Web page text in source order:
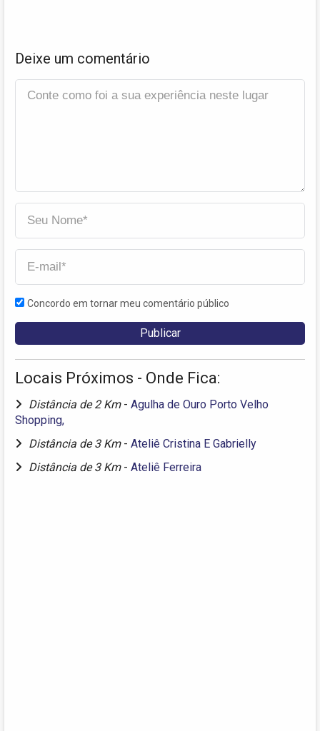
Deixe um comentário
Concordo em tornar meu comentário público
Locais Próximos - Onde Fica:
Distância de 2 Km - Agulha de Ouro Porto Velho
Shopping,
Distância de 3 Km - Ateliê Cristina E Gabrielly
Distância de 3 Km - Ateliê Ferreira